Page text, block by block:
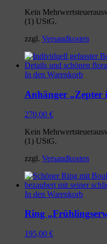
Kein
(1) UStG.
zzgl. Versandkosten
In den Warenkorb
Anhänger „Zepter
270,00 €
Kein
(1) UStG.
zzgl. Versandkosten
In den Warenkorb
Ring
195,00 €